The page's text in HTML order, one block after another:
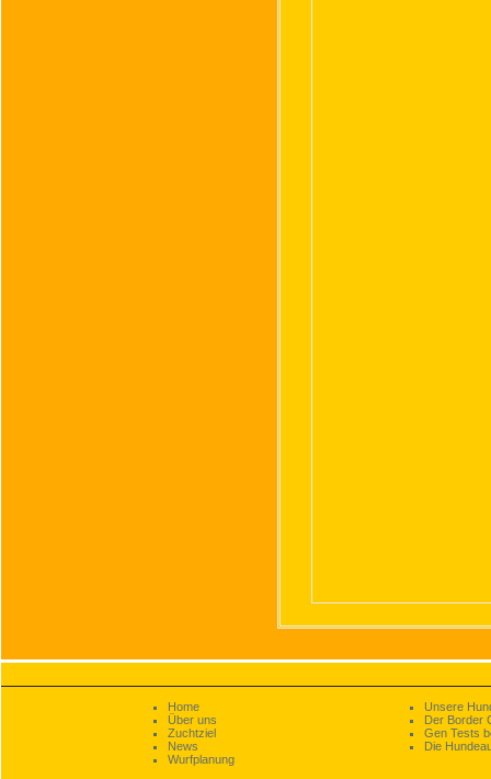
Home
Über uns
Zuchtziel
News
Wurfplanung
Unsere
Der Border
Gen Tests
Die